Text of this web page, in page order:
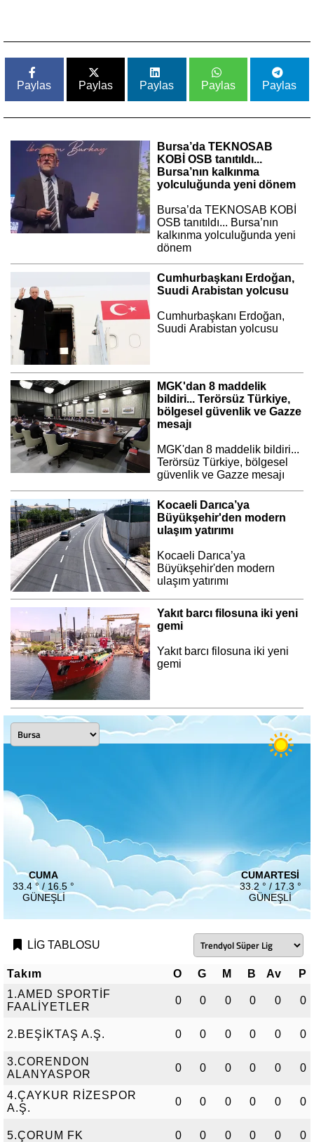
Paylas Paylas Paylas Paylas Paylas
Bursa’da TEKNOSAB
KOBİ OSB tanıtıldı...
Bursa’nın kalkınma
yolculuğunda yeni dönem
Bursa’da TEKNOSAB KOBİ
OSB tanıtıldı... Bursa’nın
kalkınma yolculuğunda yeni
dönem
Cumhurbaşkanı Erdoğan,
Suudi Arabistan yolcusu
Cumhurbaşkanı Erdoğan,
Suudi Arabistan yolcusu
MGK'dan 8 maddelik
bildiri... Terörsüz Türkiye,
bölgesel güvenlik ve Gazze
mesajı
MGK'dan 8 maddelik bildiri...
Terörsüz Türkiye, bölgesel
güvenlik ve Gazze mesajı
Kocaeli Darıca’ya
Büyükşehir'den modern
ulaşım yatırımı
Kocaeli Darıca’ya
Büyükşehir'den modern
ulaşım yatırımı
Yakıt barcı filosuna iki yeni
gemi
Yakıt barcı filosuna iki yeni
gemi
CUMA
33.4 ° / 16.5 °
GÜNEŞLI
CUMARTESI
33.2 ° / 17.3 °
GÜNEŞLI
LİG TABLOSU
Takım O G M B Av
P
1.AMED SPORTİF
FAALİYETLER
0 0 0 0 0 0
2.BEŞİKTAŞ A.Ş. 0 0 0 0 0 0
3.CORENDON
ALANYASPOR
0 0 0 0 0 0
4.ÇAYKUR RİZESPOR
A.Ş.
0 0 0 0 0 0
5.ÇORUM FK 0 0 0 0 0 0